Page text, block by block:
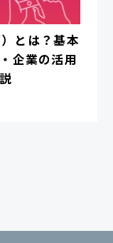
とは？基本
企業の活用